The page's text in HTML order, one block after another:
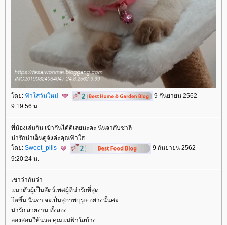
ดย: ฟ้าใสวันใหม่
9 กันยายน 2562
9:19:56 น.
พี่น้องเล่นกัน เข้ากันได้ดีเลยนะคะ นินจากับชาลี
น่ารักน่าเอ็นดูจังค่ะคุณฟ้าใส
ดย: Sweet_pills
9 กันยายน 2562
9:20:24 น.
เขาว่ากันว่า
มวตัวผู้เป็นสัตว์เพศผู้ที่น่ารักที่สุด
ตขึ้น นินจา จะเป็นสุภาพบุรุษ อย่างนั้นค่ะ
น่ารัก สวยงาม ทั้งสอง
ลองสอนให้นวด คุณแม่ฟ้าใสบ้าง